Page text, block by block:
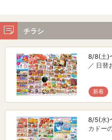
チラシ
8/8(土)
／ 日替
新着
8/5(水)
カドー